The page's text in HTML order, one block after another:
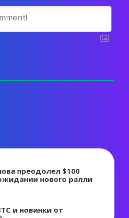
преодолел $100
нового ралли
и новинки от